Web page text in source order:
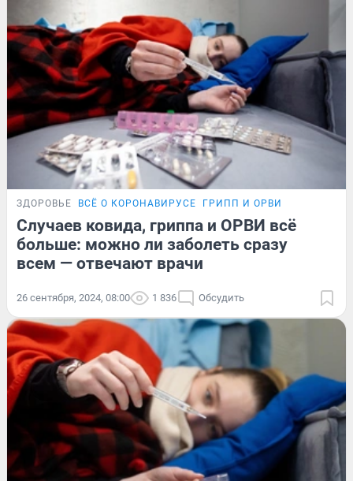
ЗДОРОВЬЕ ВСЁ О КОРОНАВИРУСЕ ГРИПП И ОРВИ
Случаев ковида, гриппа и ОРВИ всё
больше: можно ли заболеть сразу
всем — отвечают врачи
26 сентября, 2024, 08:00 1 836 Обсудить